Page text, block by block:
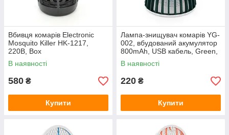
Вбивця комарів Electronic
Mosquito Killer HK-1217,
220В, Box
В наявності
580 ₴
Купити
Лампа-знищувач комарів YG-
002, вбудований акумулятор
800mAh, USB кабель, Green,
Box
В наявності
220 ₴
Купити